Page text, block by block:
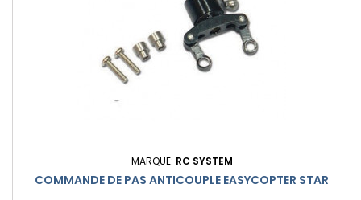
MARQUE: RC SYSTEM
COMMANDE DE PAS ANTICOUPLE EASYCOPTER STAR